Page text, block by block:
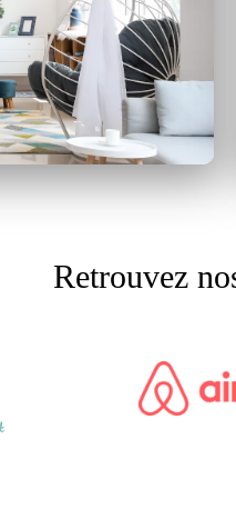
profiter
Retrouvez